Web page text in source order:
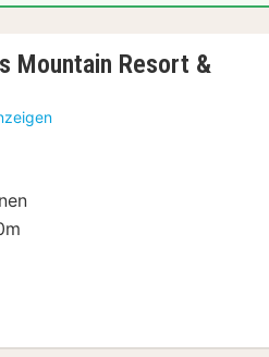
Mountain Resort &